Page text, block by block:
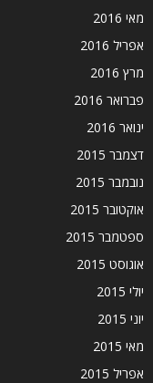
מאי 2016
אפריל 2016
מרץ 2016
פברואר 2016
ינואר 2016
דצמבר 2015
נובמבר 2015
אוקטובר 2015
ספטמבר 2015
אוגוסט 2015
יולי 2015
יוני 2015
מאי 2015
אפריל 2015